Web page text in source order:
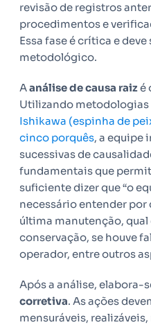
revisão de registros
procedimentos e
Essa fase é crítica e
metodológico.
Aanálise de causa raizé
Utilizando metodologias
Ishikawa (espinha de
cinco porquês, a equipe
sucessivas de
fundamentais que
suficiente dizer que “o
necessário entender por
última manutenção, qual
conservação, se houve
operador, entre outros
Após a análise, elabora-
corretiva. As ações
mensuráveis,